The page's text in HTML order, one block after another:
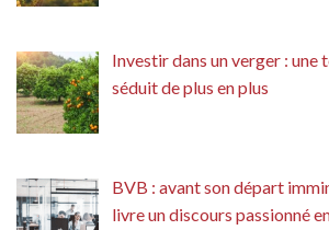
Investir dans un verger : une
séduit de plus en plus
BVB : avant son départ
livre un discours passionné